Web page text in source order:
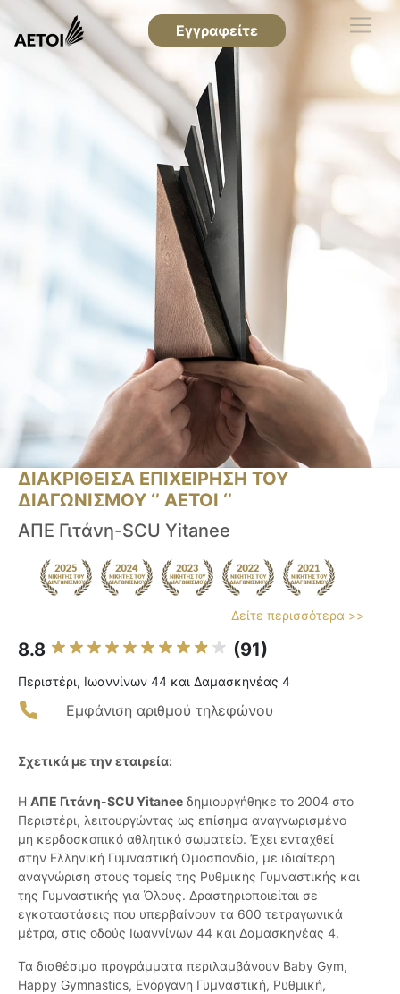
Εγγραφείτε
ΔΙΑΚΡΙΘΕΙΣΑ ΕΠΙΧΕΙΡΗΣΗ ΤΟΥ
ΔΙΑΓΩΝΙΣΜΟΥ ‘’ ΑΕΤΟΙ ‘’
ΑΠΕ Γιτάνη-SCU Yitanee
Δείτε περισσότερα >>
8.8 (91)
Περιστέρι, Ιωαννίνων 44 και Δαμασκηνέας 4
Εμφάνιση αριθμού τηλεφώνου
Σχετικά με την εταιρεία:
Η ΑΠΕ Γιτάνη-SCU Yitanee δημιουργήθηκε το 2004 στο
Περιστέρι, λειτουργώντας ως επίσημα αναγνωρισμένο
μη κερδοσκοπικό αθλητικό σωματείο. Έχει ενταχθεί
στην Ελληνική Γυμναστική Ομοσπονδία, με ιδιαίτερη
αναγνώριση στους τομείς της Ρυθμικής Γυμναστικής και
της Γυμναστικής για Όλους. Δραστηριοποιείται σε
εγκαταστάσεις που υπερβαίνουν τα 600 τετραγωνικά
μέτρα, στις οδούς Ιωαννίνων 44 και Δαμασκηνέας 4.
Τα διαθέσιμα προγράμματα περιλαμβάνουν Baby Gym,
Happy Gymnastics, Ενόργανη Γυμναστική, Ρυθμική,